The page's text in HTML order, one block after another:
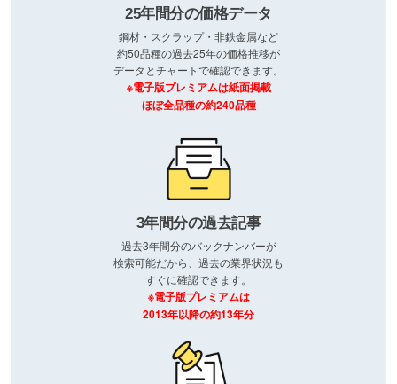
25年間分の価格データ
鋼材・スクラップ・非鉄金属など
約50品種の過去25年の価格推移が
データとチャートで確認できます。
※電子版プレミアムは紙面掲載
ほぼ全品種の約240品種
3年間分の過去記事
過去3年間分のバックナンバーが
検索可能だから、過去の業界状況も
すぐに確認できます。
※電子版プレミアムは
2013年以降の約13年分